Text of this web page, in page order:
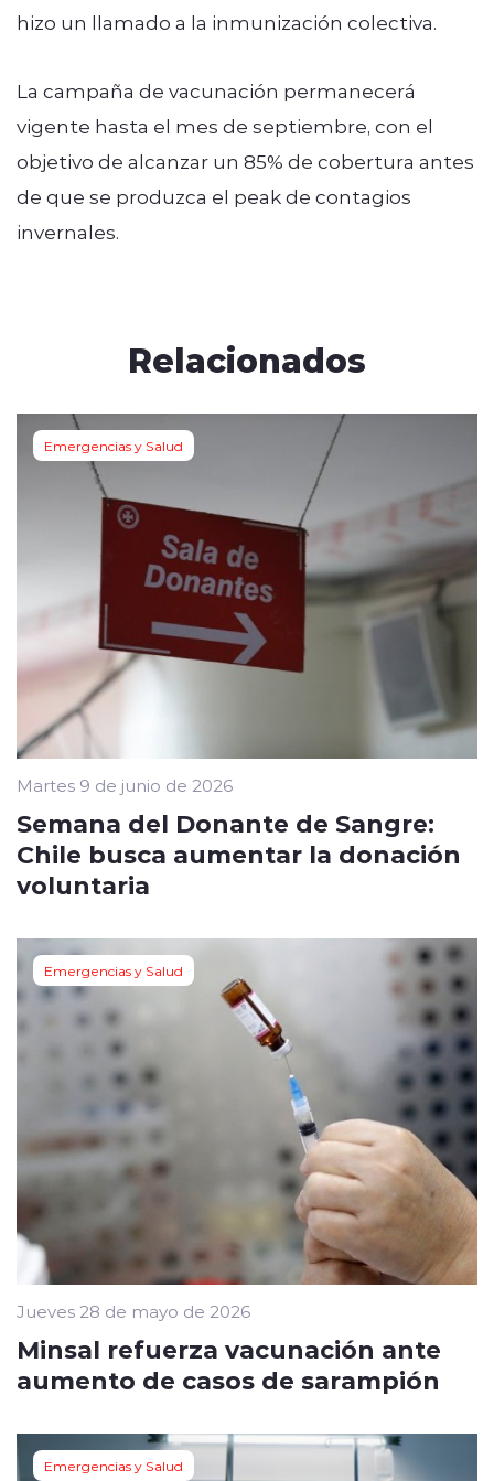
hizo un llamado a la inmunización colectiva.
La campaña de vacunación permanecerá
vigente hasta el mes de septiembre, con el
objetivo de alcanzar un 85% de cobertura antes
de que se produzca el peak de contagios
invernales.
Relacionados
Emergencias y Salud
Martes 9 de junio de 2026
Semana del Donante de Sangre:
Chile busca aumentar la donación
voluntaria
Emergencias y Salud
Jueves 28 de mayo de 2026
Minsal refuerza vacunación ante
aumento de casos de sarampión
Emergencias y Salud